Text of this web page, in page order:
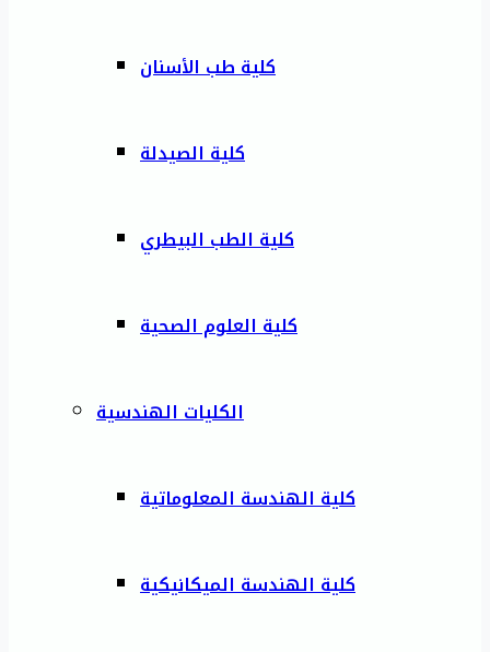
كلية طب الأسنان
كلية الصيدلة
كلية الطب البيطري
كلية العلوم الصحية
الكليات الهندسية
كلية الهندسة المعلوماتية
كلية الهندسة الميكانيكية